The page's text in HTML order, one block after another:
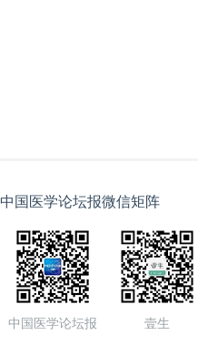
中国医学论坛报微信矩阵
中国医学论坛报 壹生